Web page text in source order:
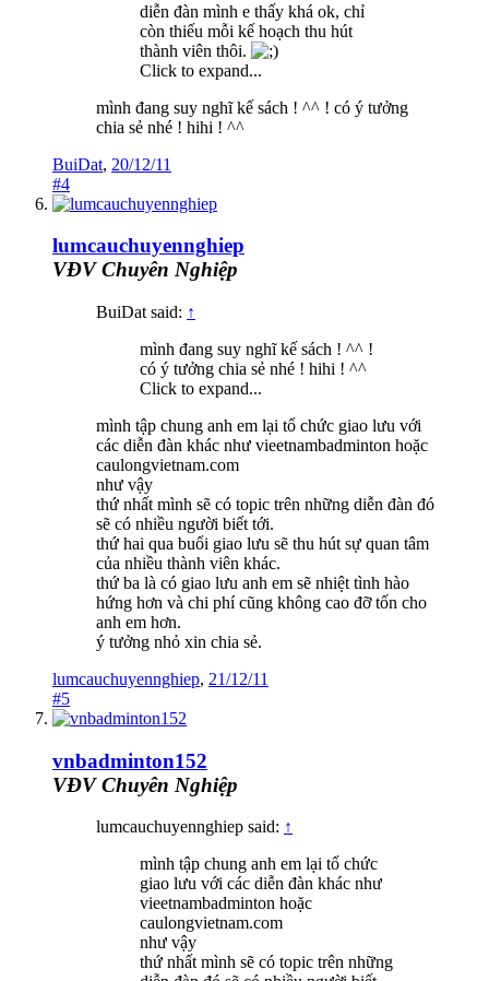
diễn đàn mình e thấy khá ok, chỉ
còn thiếu mỗi kế hoạch thu hút
thành viên thôi.
Click to expand...
mình đang suy nghĩ kế sách ! ^^ ! có ý tưởng
chia sẻ nhé ! hihi ! ^^
BuiDat, 20/12/11
#4
lumcauchuyennghiep
VĐV Chuyên Nghiệp
BuiDat said: ↑
mình đang suy nghĩ kế sách ! ^^ !
có ý tưởng chia sẻ nhé ! hihi ! ^^
Click to expand...
mình tập chung anh em lại tổ chức giao lưu với
các diễn đàn khác như vieetnambadminton hoặc
caulongvietnam.com
như vậy
thứ nhất mình sẽ có topic trên những diễn đàn đó
sẽ có nhiều người biết tới.
thứ hai qua buổi giao lưu sẽ thu hút sự quan tâm
của nhiều thành viên khác.
thứ ba là có giao lưu anh em sẽ nhiệt tình hào
hứng hơn và chi phí cũng không cao đỡ tốn cho
anh em hơn.
ý tưởng nhỏ xin chia sẻ.
lumcauchuyennghiep, 21/12/11
#5
vnbadminton152
VĐV Chuyên Nghiệp
lumcauchuyennghiep said: ↑
mình tập chung anh em lại tổ chức
giao lưu với các diễn đàn khác như
vieetnambadminton hoặc
caulongvietnam.com
như vậy
thứ nhất mình sẽ có topic trên những